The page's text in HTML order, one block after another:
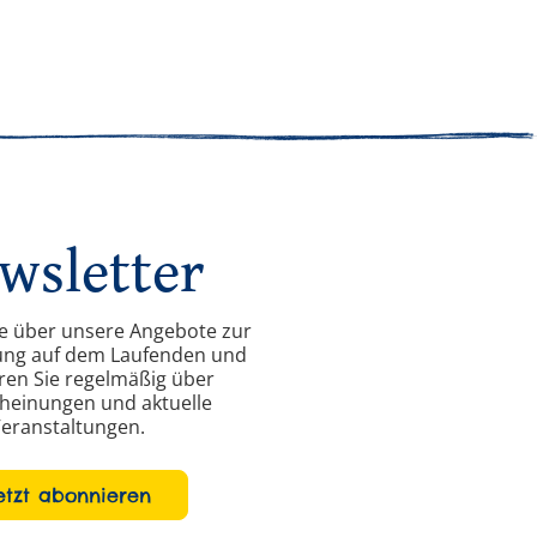
über unsere Angebote zur
auf dem Laufenden und
Sie regelmäßig über
und aktuelle
abonnieren